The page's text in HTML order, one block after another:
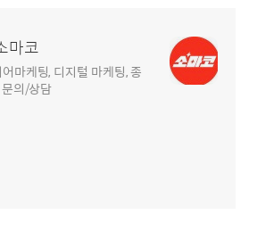
마코
마케팅, 디지털 마케팅, 종
의/상담